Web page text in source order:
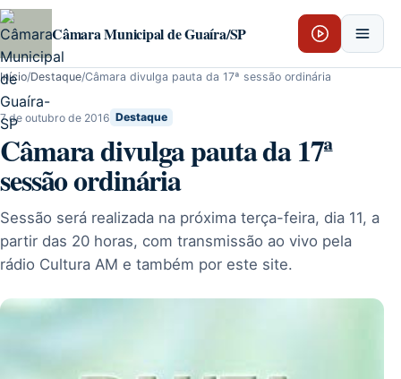
Pular para o conteúdo
Câmara Municipal de Guaíra/SP
Início/Destaque/Câmara divulga pauta da 17ª sessão ordinária
7 de outubro de 2016 Destaque
Câmara divulga pauta da 17ª
sessão ordinária
Sessão será realizada na próxima terça-feira, dia 11, a
partir das 20 horas, com transmissão ao vivo pela
rádio Cultura AM e também por este site.